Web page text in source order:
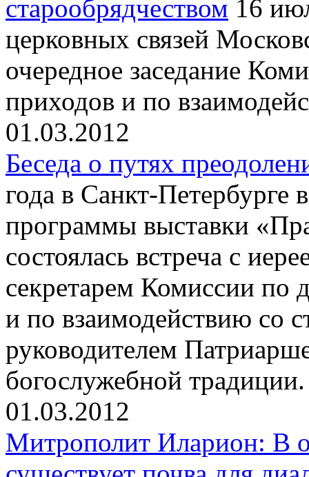
старообрядчеством 16
церковных связей
очередное заседание
приходов и по
01.03.2012
Беседа о путях
года в Санкт-Петербурге
программы выставки
состоялась встреча с
секретарем Комиссии по
и по взаимодействию со
руководителем
богослужебной традиции.
01.03.2012
Митрополит Иларион: В